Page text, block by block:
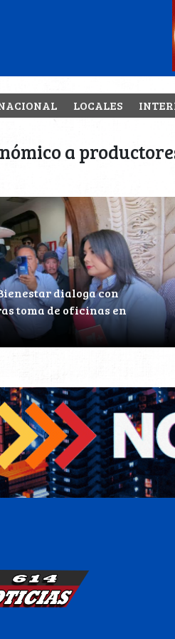
LOCALES
a
dialoga con
toma de oficinas en